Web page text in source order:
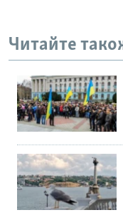
Читайте